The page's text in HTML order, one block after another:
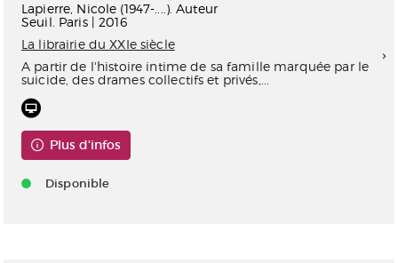
Lapierre, Nicole (1947-....). Auteur
Seuil. Paris | 2016
La librairie du XXIe siècle
A partir de l'histoire intime de sa famille marquée par le
suicide, des drames collectifs et privés,...
Plus d'infos
Disponible